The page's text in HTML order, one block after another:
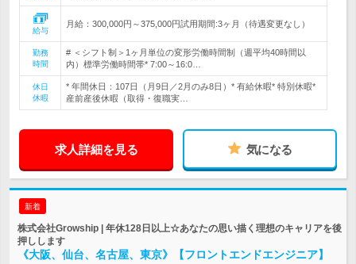
給与
月給：300,000円～375,000円試用期間:3ヶ月（待遇変更なし）
勤務
時間
# ＜シフト制＞1ヶ月単位の変形労働時間制（週平均40時間以
内）標準労働時間帯* 7:00～16:0…
休日
休暇
* 年間休日：107日（月9日／2月のみ8日）* 有給休暇* 特別休暇*
産前産後休暇（取得・復職実…
求人詳細を見る 気になる
新着
株式会社Growship | 年休128日以上☆あなたの思い描く理想のキャリアを後
押しします
《大阪、仙台、名古屋、東京》【フロントエンドエンジニア】